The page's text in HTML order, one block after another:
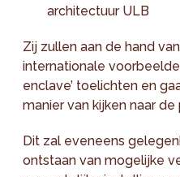
architectuur ULB
Zij zullen aan de hand
internationale
enclave’ toelichten en
manier van kijken naar
Dit zal eveneens
ontstaan van mogelijke